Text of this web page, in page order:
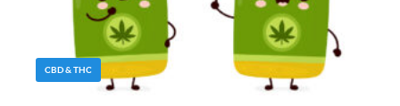
CBD & THC